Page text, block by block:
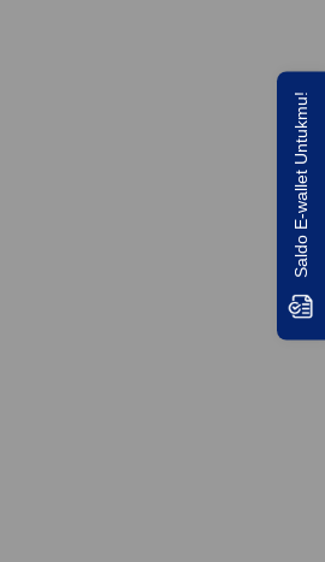
Saldo E-wallet Untukmu!